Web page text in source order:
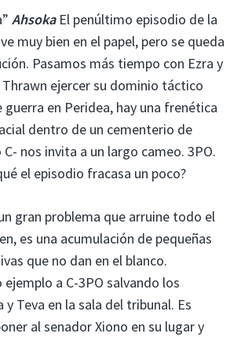
AhsokaEl penúltimo episodio de la
muy bien en el papel, pero se queda
Pasamos más tiempo con Ezra y
Thrawn ejercer su dominio táctico
guerra en Peridea, hay una frenética
dentro de un cementerio de
nos invita a un largo cameo. 3PO.
el episodio fracasa un poco?
gran problema que arruine todo el
es una acumulación de pequeñas
que no dan en el blanco.
a C-3PO salvando los
Teva en la sala del tribunal. Es
al senador Xiono en su lugar y